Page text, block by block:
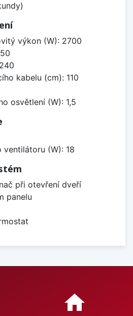
výkon (W): 2700
kabelu (cm): 110
osvětlení (W): 1,5
(W): 18
při otevření dveří
panelu
home